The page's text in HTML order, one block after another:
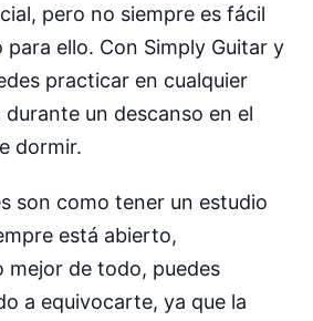
pero no siempre es fácil
ello. Con Simply Guitar y
practicar en cualquier
un descanso en el
dormir.
son como tener un estudio
está abierto,
mejor de todo, puedes
a equivocarte, ya que la